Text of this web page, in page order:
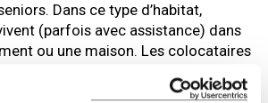
Dans ce type d’habitat,
(parfois avec assistance) dans
ou une maison. Les colocataires
. Le grand atout est le